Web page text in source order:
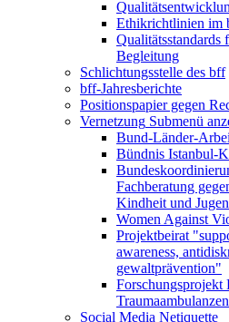
Ethikrichtlinien im
Qualitätsstandards
Begleitung
Schlichtungsstelle des bff
bff-Jahresberichte
Positionspapier gegen
Vernetzung Submenü
Bund-Länder-
Bündnis Istanbul-
Fachberatung
Kindheit und
Women Against
Projektbeirat
awareness,
gewaltprävention"
Traumaambulanzen
Social Media Netiquette